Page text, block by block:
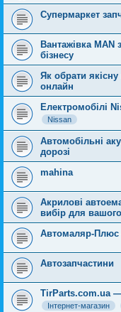
Супермаркет
Вантажівка
бізнесу
Як обрати
онлайн
Електромобілі
Nissan
Автомобільні
дорозі
mahina
Акрилові
вибір для
Автомаляр-Плюс
Автозапчастини
TirParts.com.ua
Інтернет-магазин